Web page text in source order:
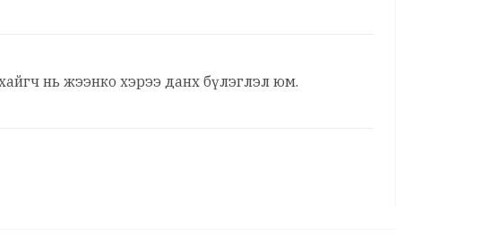
нь жээнко хэрээ данх бүлэглэл юм.